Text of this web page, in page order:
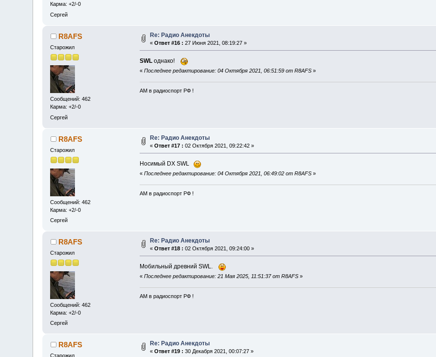
Карма: +2/-0
Сергей
R8AFS
Старожил
Сообщений: 462
Карма: +2/-0
Сергей
Re: Радио Анекдоты
«Ответ #16 : 27 Июня 2021, 08:19:27 »
SWLоднако!
« Последнее редактирование: 04 Октября 2021, 06:51:59 от R8AFS»
АМ в радиоспорт РФ !
R8AFS
Старожил
Сообщений: 462
Карма: +2/-0
Сергей
Re: Радио Анекдоты
«Ответ #17 : 02 Октября 2021, 09:22:42 »
Носимый DX SWL
« Последнее редактирование: 04 Октября 2021, 06:49:02 от R8AFS»
АМ в радиоспорт РФ !
R8AFS
Старожил
Сообщений: 462
Карма: +2/-0
Сергей
Re: Радио Анекдоты
«Ответ #18 : 02 Октября 2021, 09:24:00 »
Мобильный древний SWL.
« Последнее редактирование: 21 Мая 2025, 11:51:37 от R8AFS»
АМ в радиоспорт РФ !
R8AFS
Старожил
Re: Радио Анекдоты
«Ответ #19 : 30 Декабря 2021, 00:07:27 »